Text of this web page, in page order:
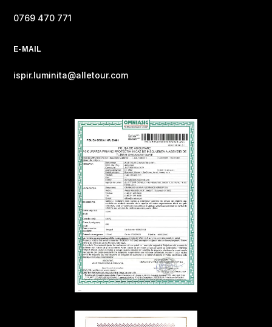
0769 470 771
E-MAIL
ispir.luminita@alletour.com